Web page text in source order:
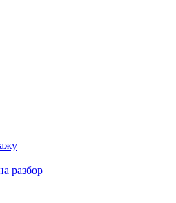
разбор